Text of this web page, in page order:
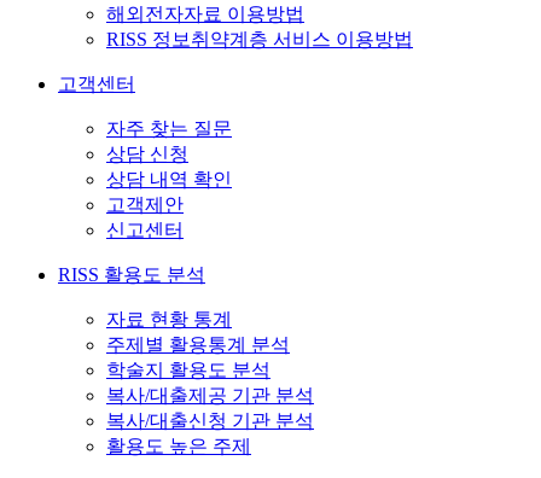
해외전자자료 이용방법
RISS 정보취약계층 서비스 이용방법
고객센터
자주 찾는 질문
상담 신청
상담 내역 확인
고객제안
신고센터
RISS 활용도 분석
자료 현황 통계
주제별 활용통계 분석
학술지 활용도 분석
복사/대출제공 기관 분석
복사/대출신청 기관 분석
활용도 높은 주제